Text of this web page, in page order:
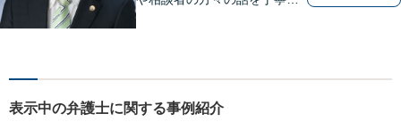
にまずは遠慮なくご相談くだ
表示中の弁護士に関する事例紹介